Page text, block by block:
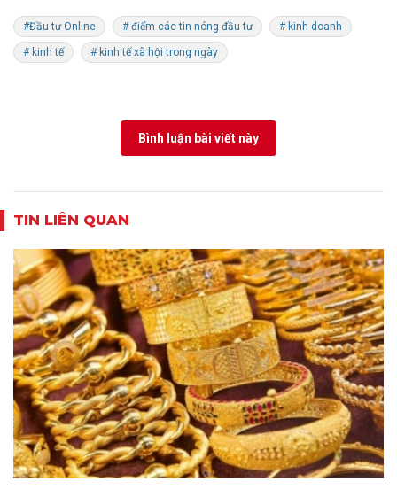
#Đầu tư Online # điểm các tin nóng đầu tư # kinh doanh
# kinh tế # kinh tế xã hội trong ngày
Bình luận bài viết này
TIN LIÊN QUAN